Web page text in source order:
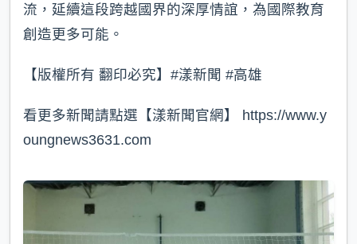
流，延續這段跨越國界的深厚情誼，為國際教育
創造更多可能。
【版權所有 翻印必究】#漾新聞 #高雄
看更多新聞請點選【漾新聞官網】 https://www.y
oungnews3631.com⁠